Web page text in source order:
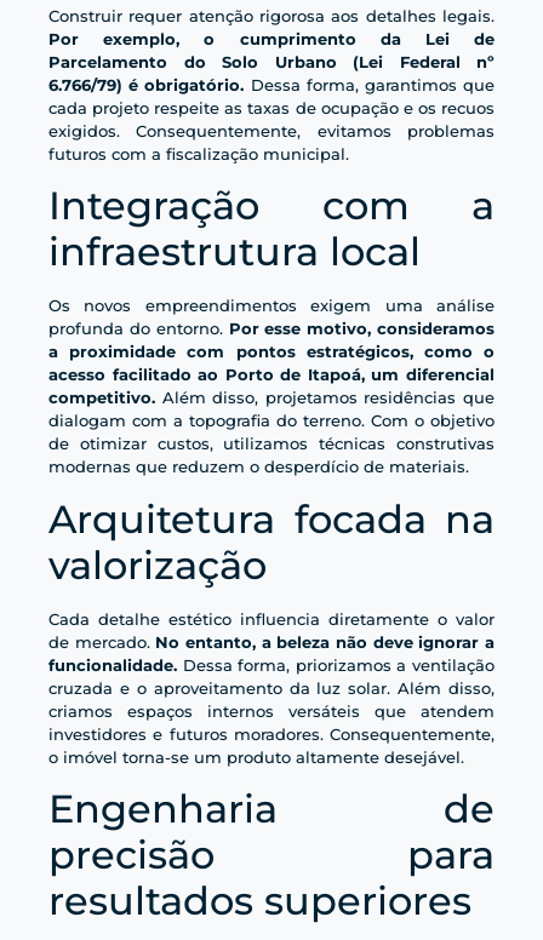
Construir requer atenção rigorosa aos detalhes legais.
Por exemplo, o cumprimento da Lei de
Parcelamento do Solo Urbano (Lei Federal nº
6.766/79) é obrigatório. Dessa forma, garantimos que
cada projeto respeite as taxas de ocupação e os recuos
exigidos. Consequentemente, evitamos problemas
futuros com a fiscalização municipal.
Integração com a
infraestrutura local
Os novos empreendimentos exigem uma análise
profunda do entorno. Por esse motivo, consideramos
a proximidade com pontos estratégicos, como o
acesso facilitado ao Porto de Itapoá, um diferencial
competitivo. Além disso, projetamos residências que
dialogam com a topografia do terreno. Com o objetivo
de otimizar custos, utilizamos técnicas construtivas
modernas que reduzem o desperdício de materiais.
Arquitetura focada na
valorização
Cada detalhe estético influencia diretamente o valor
de mercado. No entanto, a beleza não deve ignorar a
funcionalidade. Dessa forma, priorizamos a ventilação
cruzada e o aproveitamento da luz solar. Além disso,
criamos espaços internos versáteis que atendem
investidores e futuros moradores. Consequentemente,
o imóvel torna-se um produto altamente desejável.
Engenharia de
precisão para
resultados superiores